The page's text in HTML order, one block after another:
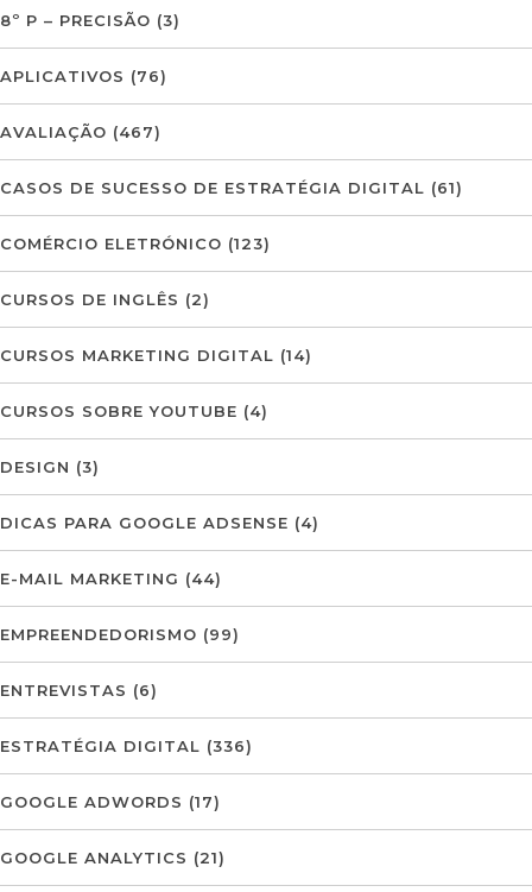
8º P – PRECISÃO (3)
APLICATIVOS (76)
AVALIAÇÃO (467)
CASOS DE SUCESSO DE ESTRATÉGIA DIGITAL (61)
COMÉRCIO ELETRÓNICO (123)
CURSOS DE INGLÊS (2)
CURSOS MARKETING DIGITAL (14)
CURSOS SOBRE YOUTUBE (4)
DESIGN (3)
DICAS PARA GOOGLE ADSENSE (4)
E-MAIL MARKETING (44)
EMPREENDEDORISMO (99)
ENTREVISTAS (6)
ESTRATÉGIA DIGITAL (336)
GOOGLE ADWORDS (17)
GOOGLE ANALYTICS (21)